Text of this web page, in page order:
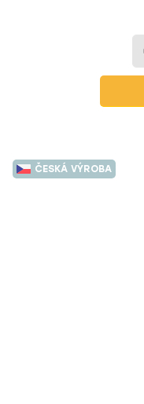
ČESKÁ VÝROBA